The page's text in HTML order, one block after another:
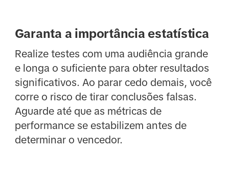
Garanta a importância estatística
Realize testes com uma audiência grande
e longa o suficiente para obter resultados
significativos. Ao parar cedo demais, você
corre o risco de tirar conclusões falsas.
Aguarde até que as métricas de
performance se estabilizem antes de
determinar o vencedor.